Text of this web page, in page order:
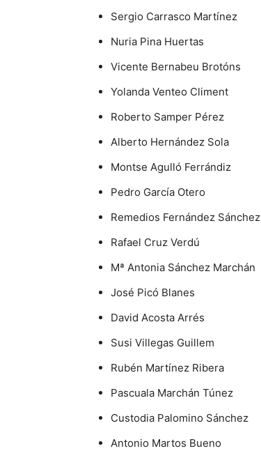
Sergio Carrasco Martínez
Nuria Pina Huertas
Vicente Bernabeu Brotóns
Yolanda Venteo Climent
Roberto Samper Pérez
Alberto Hernández Sola
Montse Agulló Ferrándiz
Pedro García Otero
Remedios Fernández Sánchez
Rafael Cruz Verdú
Mª Antonia Sánchez Marchán
José Picó Blanes
David Acosta Arrés
Susi Villegas Guillem
Rubén Martínez Ribera
Pascuala Marchán Túnez
Custodia Palomino Sánchez
Antonio Martos Bueno